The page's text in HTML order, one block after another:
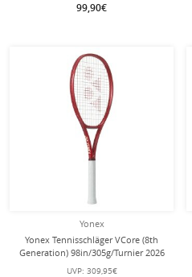
99,90€
Yonex
Yonex Tennisschläger VCore (8th
Generation) 98in/305g/Turnier 2026
rot - unbesaitet -
UVP: 309,95€